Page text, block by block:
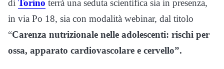
di Torino terrà una seduta scientifica sia in presenza,
in via Po 18, sia con modalità webinar, dal titolo
“Carenza nutrizionale nelle adolescenti: rischi per
ossa, apparato cardiovascolare e cervello”.